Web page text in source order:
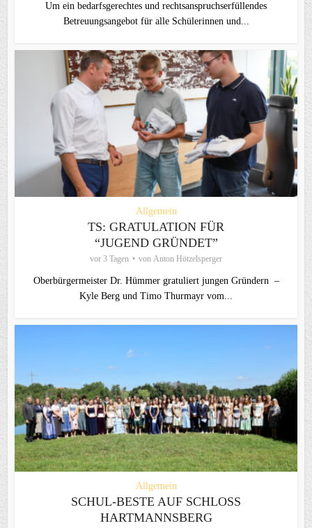
Um ein bedarfsgerechtes und rechtsanspruchserfüllendes
Betreuungsangebot für alle Schülerinnen und...
Allgemein
TS: GRATULATION FÜR
“JUGEND GRÜNDET”
vor 3 Tagen von Anton Hötzelsperger
Oberbürgermeister Dr. Hümmer gratuliert jungen Gründern –
Kyle Berg und Timo Thurmayr vom...
Allgemein
SCHUL-BESTE AUF SCHLOSS
HARTMANNSBERG